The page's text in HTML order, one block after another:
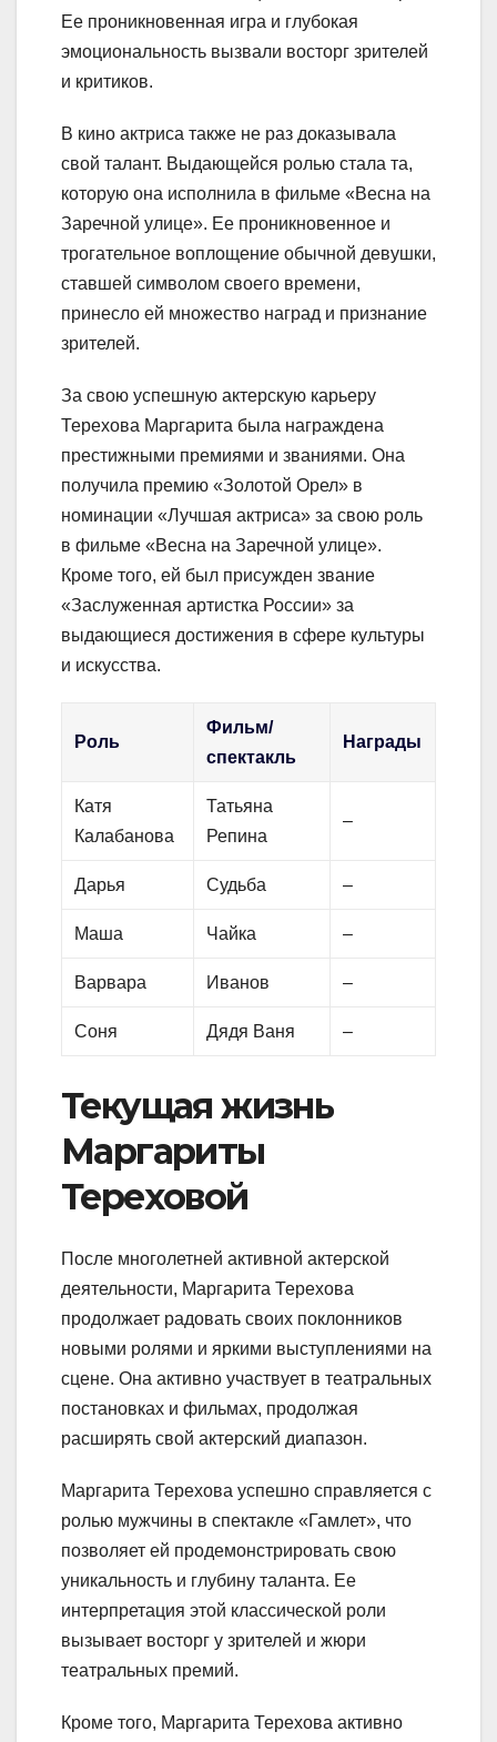
Ее проникновенная игра и глубокая
эмоциональность вызвали восторг зрителей
и критиков.
В кино актриса также не раз доказывала
свой талант. Выдающейся ролью стала та,
которую она исполнила в фильме «Весна на
Заречной улице». Ее проникновенное и
трогательное воплощение обычной девушки,
ставшей символом своего времени,
принесло ей множество наград и признание
зрителей.
За свою успешную актерскую карьеру
Терехова Маргарита была награждена
престижными премиями и званиями. Она
получила премию «Золотой Орел» в
номинации «Лучшая актриса» за свою роль
в фильме «Весна на Заречной улице».
Кроме того, ей был присужден звание
«Заслуженная артистка России» за
выдающиеся достижения в сфере культуры
и искусства.
Роль
Фильм/
спектакль
Награды
Катя
Калабанова
Татьяна
Репина
–
Дарья Судьба –
Маша Чайка –
Варвара Иванов –
Соня Дядя Ваня –
Текущая жизнь
Маргариты
Тереховой
После многолетней активной актерской
деятельности, Маргарита Терехова
продолжает радовать своих поклонников
новыми ролями и яркими выступлениями на
сцене. Она активно участвует в театральных
постановках и фильмах, продолжая
расширять свой актерский диапазон.
Маргарита Терехова успешно справляется с
ролью мужчины в спектакле «Гамлет», что
позволяет ей продемонстрировать свою
уникальность и глубину таланта. Ее
интерпретация этой классической роли
вызывает восторг у зрителей и жюри
театральных премий.
Кроме того, Маргарита Терехова активно